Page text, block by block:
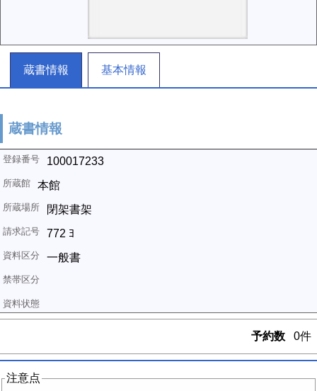
蔵書情報 基本情報
蔵書情報
100017233
本館
閉架書架
772 ﾖ
一般書
予約数 0件
注意点